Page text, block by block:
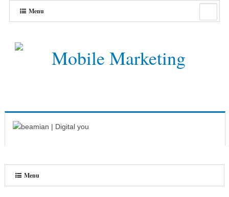
Menu
Menu